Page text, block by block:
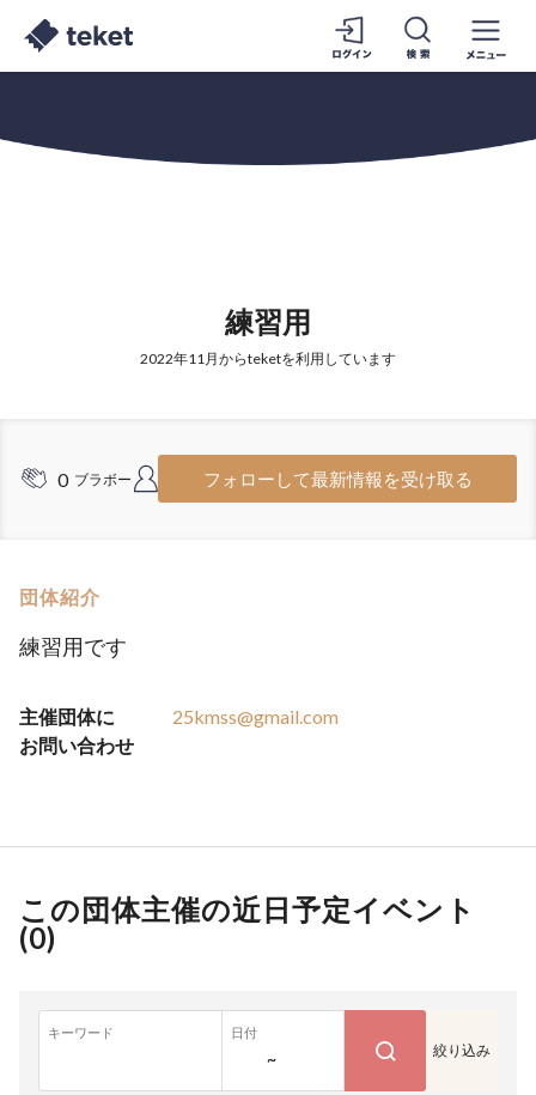
練習用
2022年11月からteketを利用しています
0 ブラボー フォロワー
フォローして最新情報を受け取る
団体紹介
練習用です
主催団体に
お問い合わせ
25kmss@gmail.com
この団体主催の近日予定イベント
(0)
キーワード 日付
~ 絞り込み